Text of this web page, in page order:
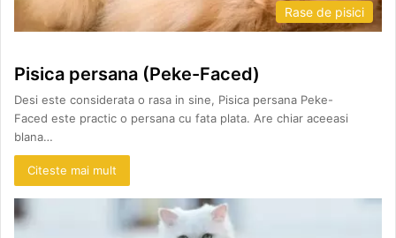
Rase de pisici
Pisica persana (Peke-Faced)
Desi este considerata o rasa in sine, Pisica persana Peke-
Faced este practic o persana cu fata plata. Are chiar aceeasi
blana…
Citeste mai mult